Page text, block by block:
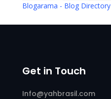
Blogarama - Blog Directory
Get in Touch
Info@yahbrasil.com